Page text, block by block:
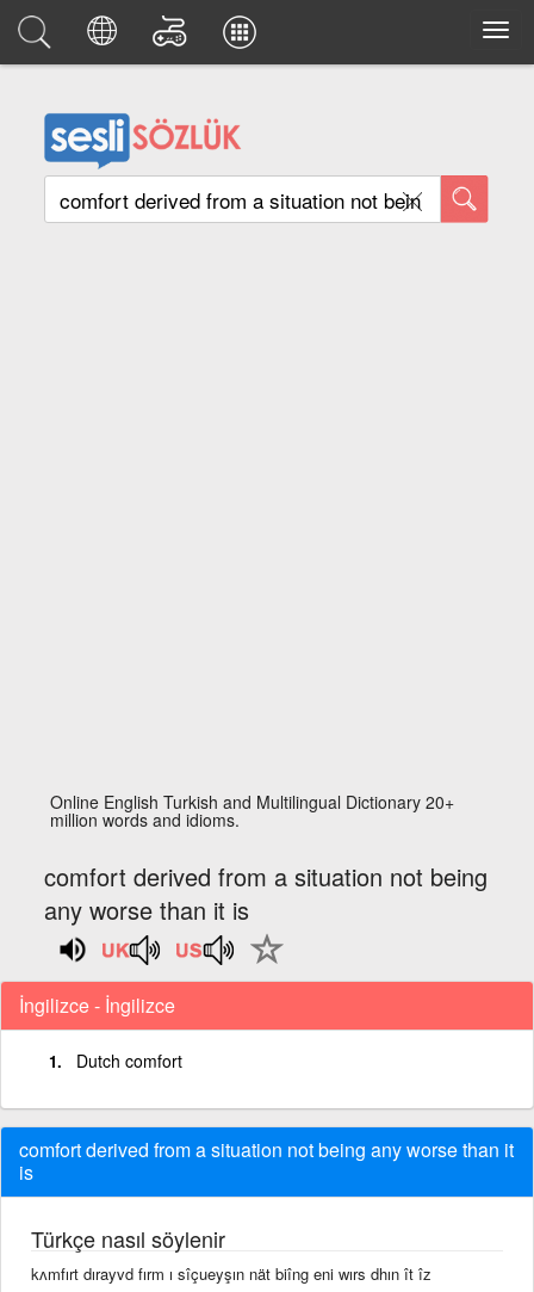
Online English Turkish and Multilingual Dictionary 20+
million words and idioms.
comfort derived from a situation not being
any worse than it is
İngilizce - İngilizce
Dutch comfort
comfort derived from a situation not being any worse than it
is
Türkçe nasıl söylenir
kʌmfırt dırayvd fırm ı sîçueyşın nät biîng eni wırs dhın ît îz